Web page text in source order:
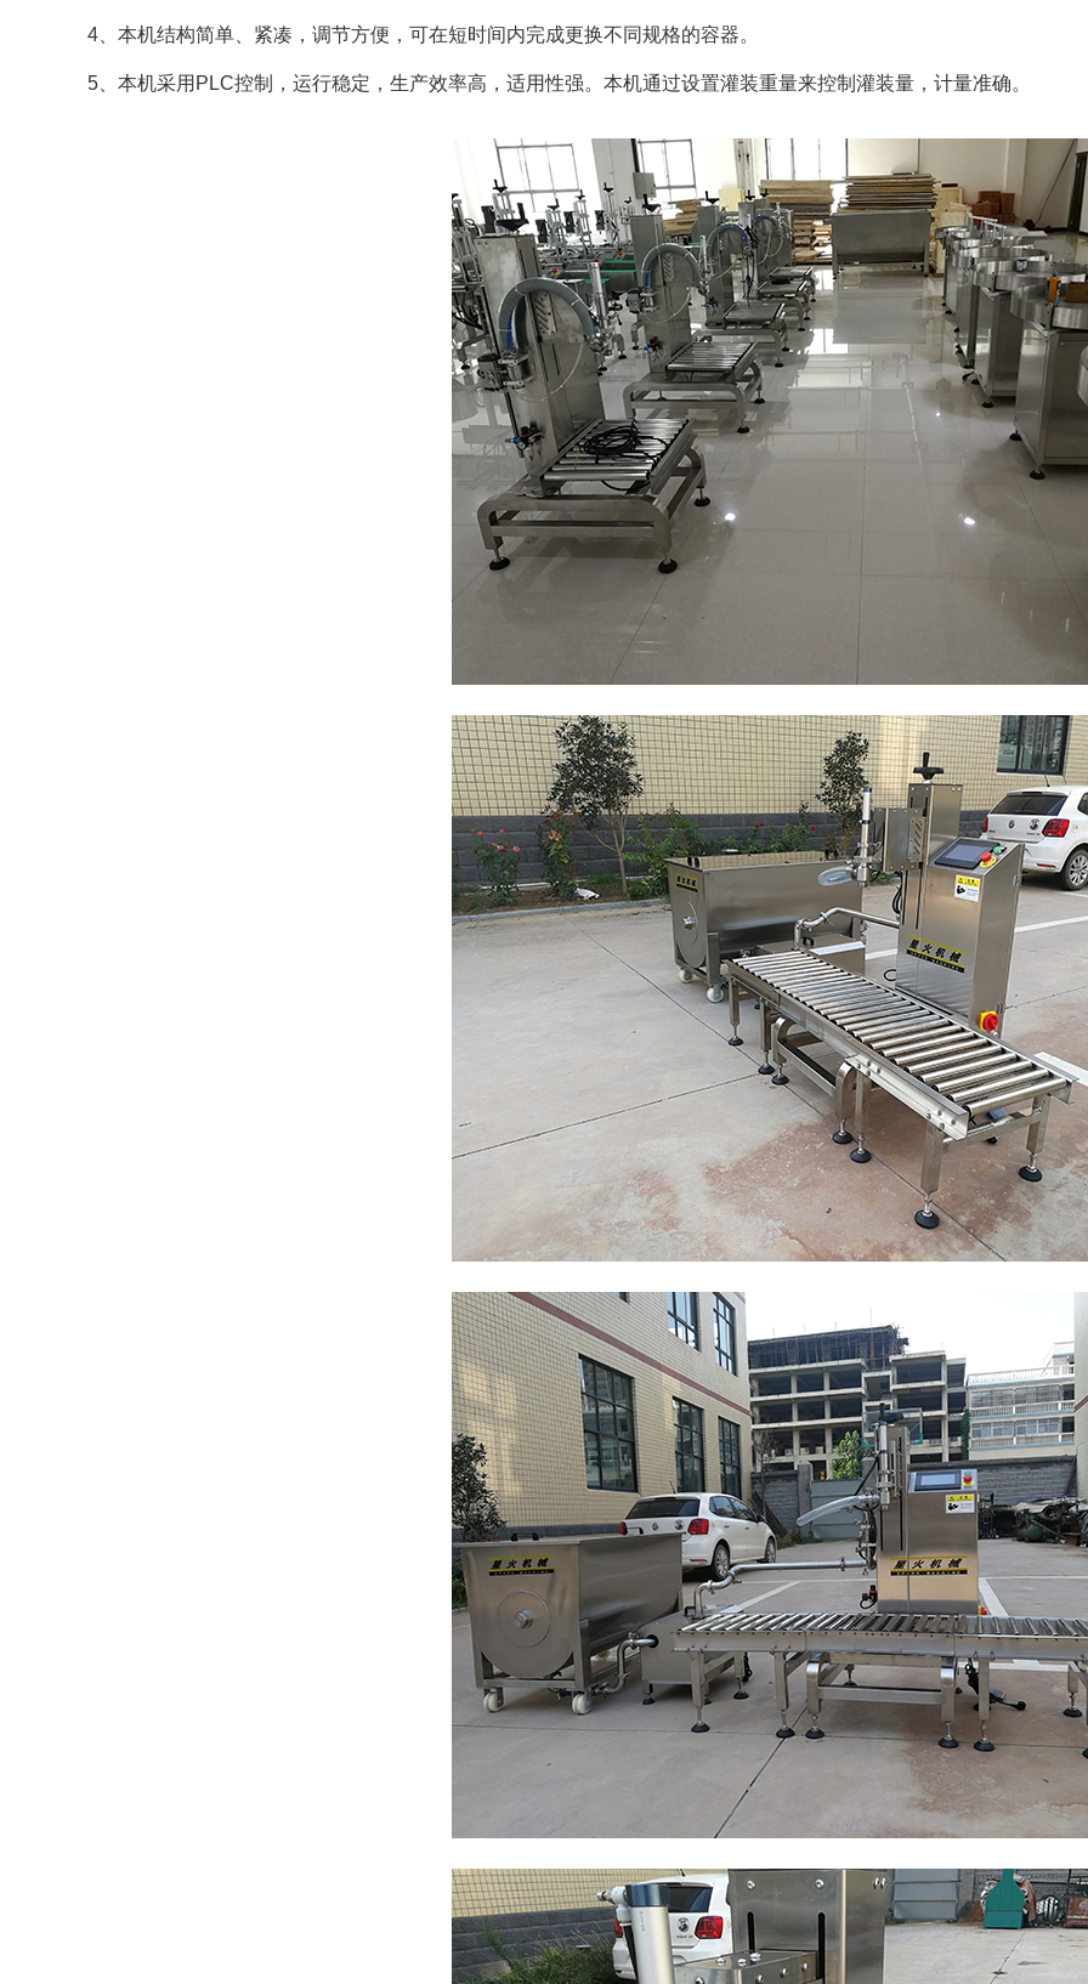
4、本机结构简单、紧凑，调节方便，可在短时间内完成更换不同规格的容器。
5、本机采用PLC控制，运行稳定，生产效率高，适用性强。本机通过设置灌装重量来控制灌装量，计量准确。